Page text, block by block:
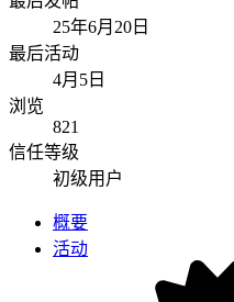
25年6月20日
最后活动
4月5日
浏览
821
信任等级
初级用户
概要
活动